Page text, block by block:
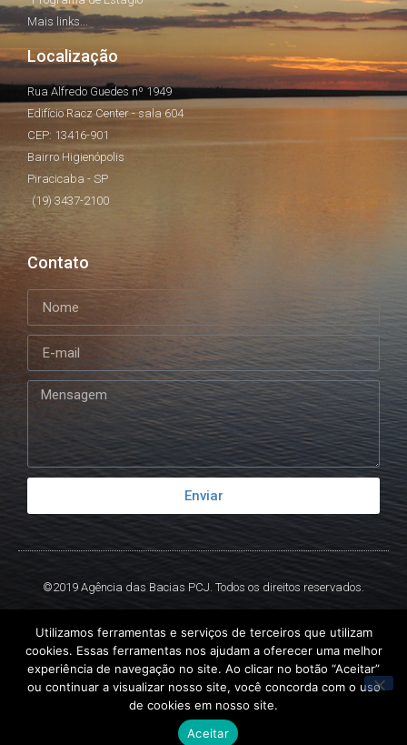
Mais links...
Localização
Rua Alfredo Guedes nº 1949
Edifício Racz Center - sala 604
CEP: 13416-901
Bairro Higienópolis
Piracicaba - SP
(19) 3437-2100
Contato
Enviar
©2019 Agência das Bacias PCJ. Todos os direitos reservados.
Utilizamos ferramentas e serviços de terceiros que utilizam
cookies. Essas ferramentas nos ajudam a oferecer uma melhor
experiência de navegação no site. Ao clicar no botão “Aceitar”
ou continuar a visualizar nosso site, você concorda com o uso
de cookies em nosso site.
Aceitar